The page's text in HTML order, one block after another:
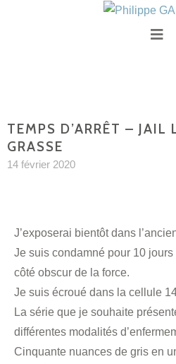
TEMPS D’ARRÊT – JAIL
GRASSE
14 février 2020
J’exposerai bientôt dans
Je suis condamné pour 10
côté obscur de la force.
Je suis écroué dans la cellule
La série que je souhaite
différentes modalités
Cinquante nuances de gris en